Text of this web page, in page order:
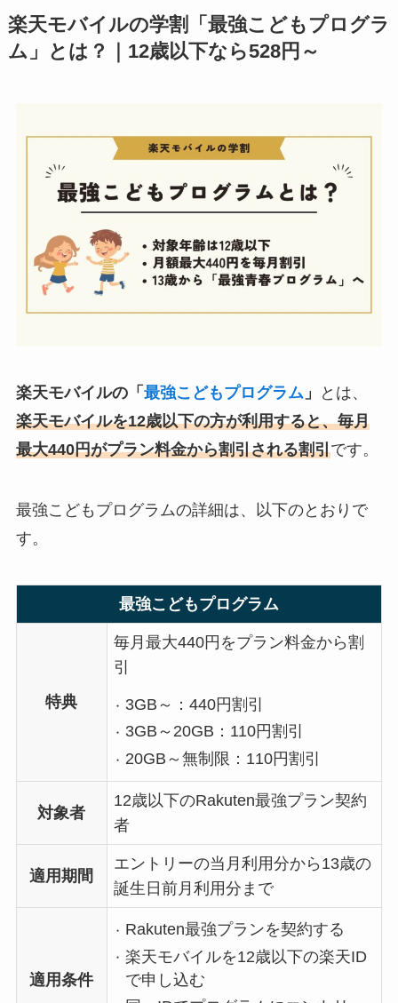
楽天モバイルの学割「最強こどもプログラ
ム」とは？｜12歳以下なら528円～
楽天モバイルの「 最強こどもプログラム」
とは、
楽天モバイルを12歳以下の方が利用すると、毎月
最大440円がプラン料金から割引される割引です。
最強こどもプログラムの詳細は、以下のとおりで
す。
最強こどもプログラム
特典
毎月最大440円をプラン料金から割
引
3GB～：440円割引
3GB～20GB：110円割引
20GB～無制限：110円割引
対象者
12歳以下のRakuten最強プラン契約
者
適用期間
エントリーの当月利用分から13歳の
誕生日前月利用分まで
適用条件
Rakuten最強プランを契約する
楽天モバイルを12歳以下の楽天ID
で申し込む